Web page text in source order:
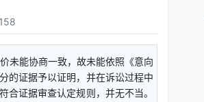
未能协商一致，故未能依照《意向
的证据予以证明，并在诉讼过程中
证据审查认定规则，并无不当。